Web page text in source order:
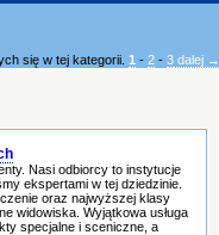
się w tej kategorii. 1 - 2 - 3 dalej →
Nasi odbiorcy to instytucje
ekspertami w tej dziedzinie.
oraz najwyższej klasy
widowiska. Wyjątkowa usługa
specjalne i sceniczne, a